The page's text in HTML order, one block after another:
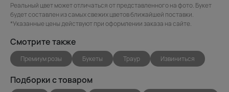
Реальный цвет может отличаться от представленного на фото. Букет
будет составлен из самых свежих цветов ближайшей поставки.
*Указанные цены действуют при оформлении заказа на сайте.
Смотрите также
Премиум розы Букеты Траур Извиниться
Подборки с товаром